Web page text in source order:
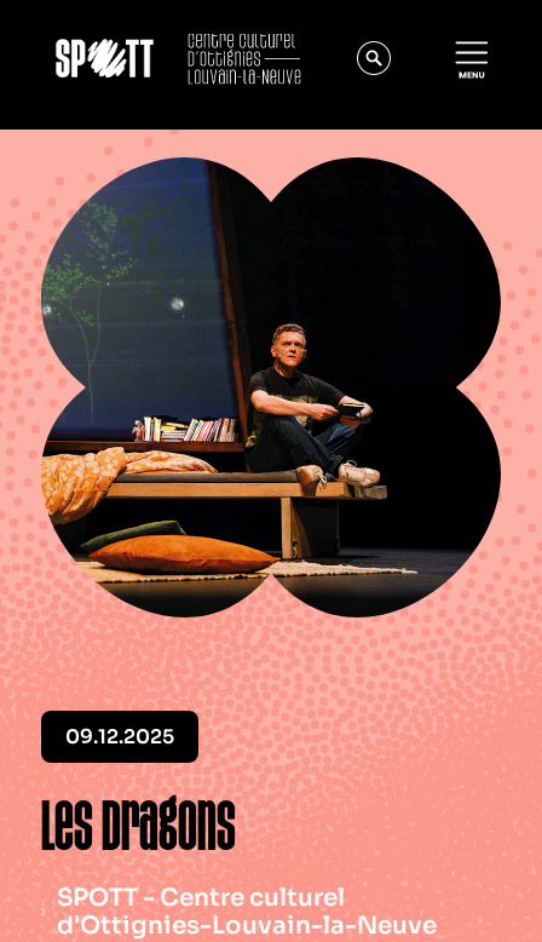
Actualités
À propos
Équipe
Instances
Offres d'emploi
Le périodique
Infos pratiques
Contact
09.12.2025
Les Dragons
SPOTT - Centre culturel
d'Ottignies-Louvain-la-Neuve